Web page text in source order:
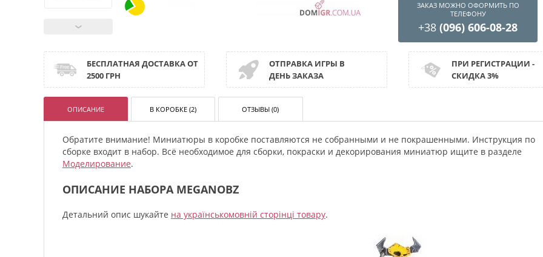
ЗАКАЗ МОЖНО ОФОРМИТЬ ПО
ТЕЛЕФОНУ
+38 (096) 606-08-28
БЕСПЛАТНАЯ ДОСТАВКА ОТ
2500 ГРН
ОТПРАВКА ИГРЫ В
ДЕНЬ ЗАКАЗА
ПРИ РЕГИСТРАЦИИ -
СКИДКА 3%
ОПИСАНИЕ В КОРОБКЕ (2) ОТЗЫВЫ (0)
Обратите внимание! Миниатюры в коробке поставляются не собранными и не покрашенными. Инструкция по
сборке входит в набор. Всё необходимое для сборки, покраски и декорирования миниатюр ищите в разделе
Моделирование.
ОПИСАНИЕ НАБОРА MEGANOBZ
Детальний опис шукайте на українськомовній сторінці товару.